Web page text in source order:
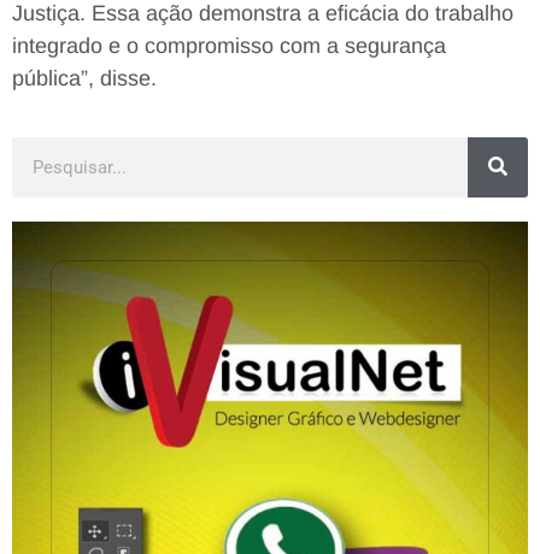
Justiça. Essa ação demonstra a eficácia do trabalho
integrado e o compromisso com a segurança
pública”, disse.